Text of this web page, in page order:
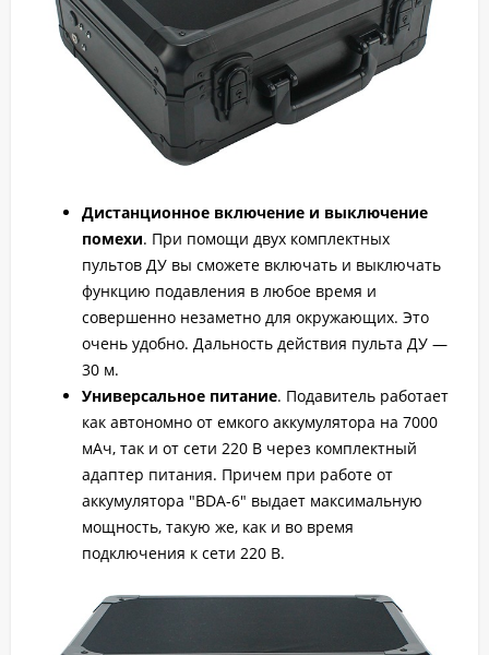
Дистанционное включение и выключение
помехи. При помощи двух комплектных
пультов ДУ вы сможете включать и выключать
функцию подавления в любое время и
совершенно незаметно для окружающих. Это
очень удобно. Дальность действия пульта ДУ —
30 м.
Универсальное питание. Подавитель работает
как автономно от емкого аккумулятора на 7000
мАч, так и от сети 220 В через комплектный
адаптер питания. Причем при работе от
аккумулятора "BDA-6" выдает максимальную
мощность, такую же, как и во время
подключения к сети 220 В.